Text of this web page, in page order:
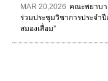
MAR 20,2026 คณะพยาบา
ร่วมประชุมวิชาการประจำปี
สมองเสื่อม”